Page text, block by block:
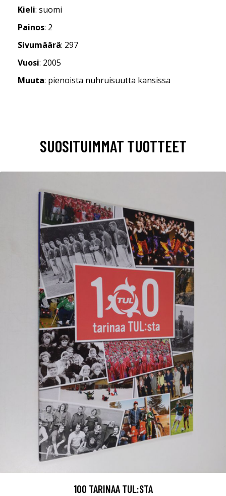
Kieli: suomi
Painos: 2
Sivumäärä: 297
Vuosi: 2005
Muuta: pienoista nuhruisuutta kansissa
SUOSITUIMMAT TUOTTEET
100 TARINAA TUL:STA